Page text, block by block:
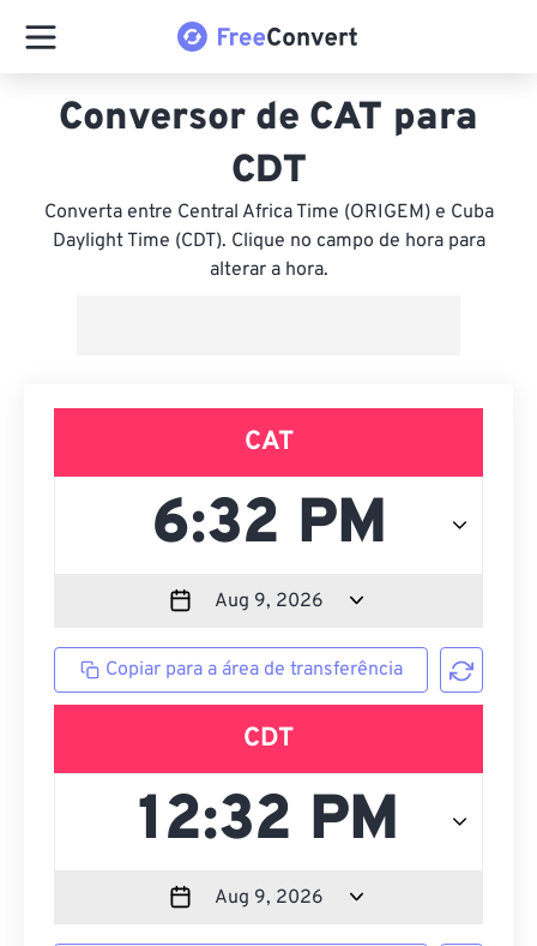
Conversor de CAT para
CDT
Converta entre Central Africa Time (ORIGEM) e Cuba
Daylight Time (CDT). Clique no campo de hora para
alterar a hora.
CAT
Copiar para a área de transferência
CDT